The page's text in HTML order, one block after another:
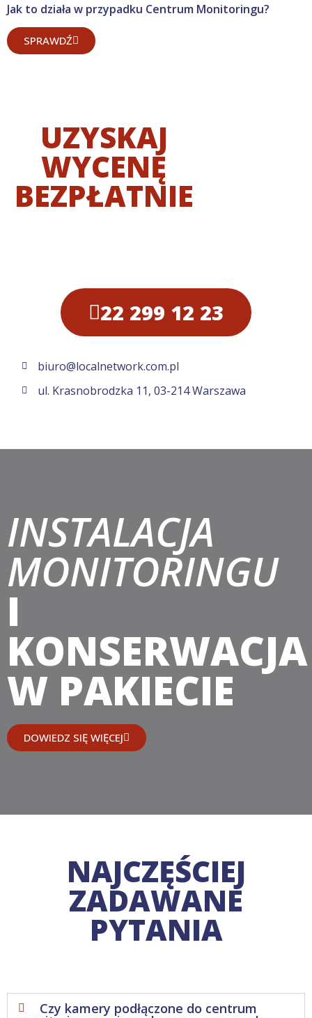
Jak to działa w przypadku Centrum Monitoringu?
SPRAWDŹ
UZYSKAJ
WYCENĘ
BEZPŁATNIE
22 299 12 23
biuro@localnetwork.com.pl
ul. Krasnobrodzka 11, 03-214 Warszawa
INSTALACJA
MONITORINGU
I
KONSERWACJA
W PAKIECIE
DOWIEDZ SIĘ WIĘCEJ
NAJCZĘŚCIEJ
ZADAWANE
PYTANIA
Czy kamery podłączone do centrum